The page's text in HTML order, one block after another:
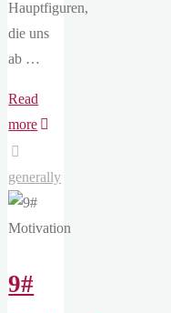
Hauptfiguren,
die uns
ab …
Read
more
Novus"
generally
9#